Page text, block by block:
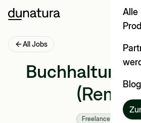
Alle
Blog
All Jobs
Buchhaltung
Freelance